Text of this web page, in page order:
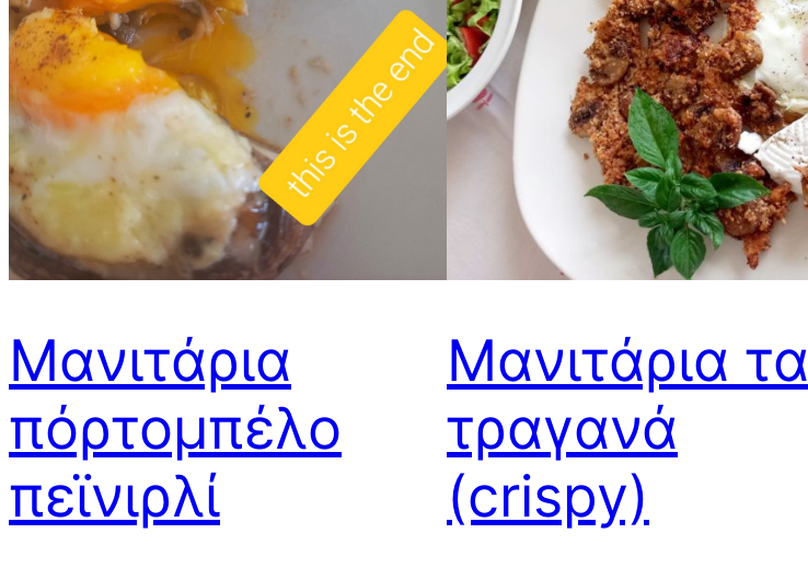
Μανιτάρια
πόρτομπέλο
πεϊνιρλί
Μανιτάρια τα
τραγανά
(crispy)